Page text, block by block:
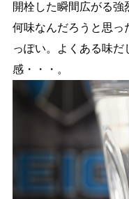
開栓した瞬間広がる
何味なんだろうと思っ
っぽい。よくある味
感・・・。